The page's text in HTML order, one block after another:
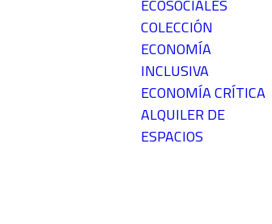
ECOSOCIALES
COLECCIÓN
ECONOMÍA
INCLUSIVA
ECONOMÍA CRÍTICA
ALQUILER DE
ESPACIOS